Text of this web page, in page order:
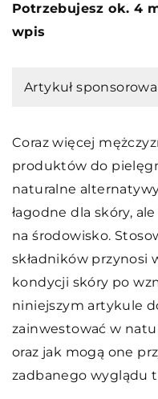
Potrzebujesz ok. 4
wpis
Artykuł
Coraz więcej
produktów do
naturalne
łagodne dla skóry,
na środowisko.
składników przynosi
kondycji skóry po
niniejszym artykule
zainwestować w
oraz jak mogą one
zadbanego wyglądu